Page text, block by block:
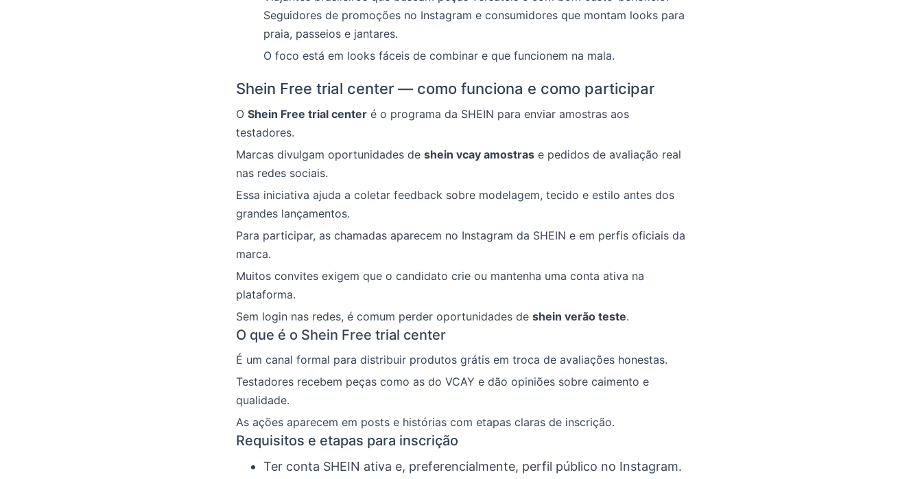
Seguidores de promoções no Instagram e consumidores que montam looks para
praia, passeios e jantares.
O foco está em looks fáceis de combinar e que funcionem na mala.
Shein Free trial center — como funciona e como participar
O Shein Free trial center é o programa da SHEIN para enviar amostras aos
testadores.
Marcas divulgam oportunidades de shein vcay amostras e pedidos de avaliação real
nas redes sociais.
Essa iniciativa ajuda a coletar feedback sobre modelagem, tecido e estilo antes dos
grandes lançamentos.
Para participar, as chamadas aparecem no Instagram da SHEIN e em perfis oficiais da
marca.
Muitos convites exigem que o candidato crie ou mantenha uma conta ativa na
plataforma.
Sem login nas redes, é comum perder oportunidades de shein verão teste.
O que é o Shein Free trial center
É um canal formal para distribuir produtos grátis em troca de avaliações honestas.
Testadores recebem peças como as do VCAY e dão opiniões sobre caimento e
qualidade.
As ações aparecem em posts e histórias com etapas claras de inscrição.
Requisitos e etapas para inscrição
Ter conta SHEIN ativa e, preferencialmente, perfil público no Instagram.